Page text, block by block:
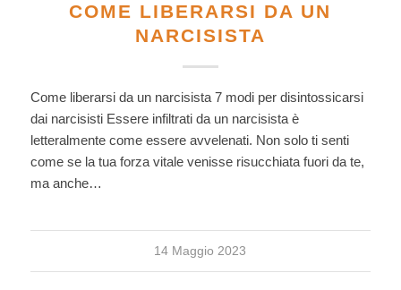
COME LIBERARSI DA UN
NARCISISTA
Come liberarsi da un narcisista 7 modi per disintossicarsi
dai narcisisti Essere infiltrati da un narcisista è
letteralmente come essere avvelenati. Non solo ti senti
come se la tua forza vitale venisse risucchiata fuori da te,
ma anche…
14 Maggio 2023